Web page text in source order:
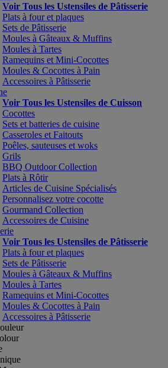
Voir Tous les Ustensiles de Pâtisserie
Plats à four et plaques
Sets de Pâtisserie
Moules à Gâteaux & Muffins
Moules à Tartes
Ramequins et Mini-Cocottes
Moules & Cocottes à Pain
Accessoires à Pâtisserie
Voir Tous les Ustensiles de Cuisson
Cocottes
Sets et batteries de cuisine
Casseroles et Faitouts
Poêles, sauteuses et woks
Grils
BBQ Outdoor Collection
Plats à Rôtir
Articles de Cuisine Spécialisés
Personnalisez votre cocotte
Gourmand Collection
Accessoires de Cuisine
Voir Tous les Ustensiles de Pâtisserie
Plats à four et plaques
Sets de Pâtisserie
Moules à Gâteaux & Muffins
Moules à Tartes
Ramequins et Mini-Cocottes
Moules & Cocottes à Pain
Accessoires à Pâtisserie